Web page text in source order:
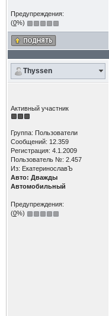
Предупреждения:
(0%)
Thyssen
Активный участник
Группа: Пользователи
Сообщений: 12.359
Регистрация: 4.1.2009
Пользователь №: 2.457
Из: ЕкатеринославЪ
Авто: Дважды
Автомобильный
Предупреждения:
(0%)